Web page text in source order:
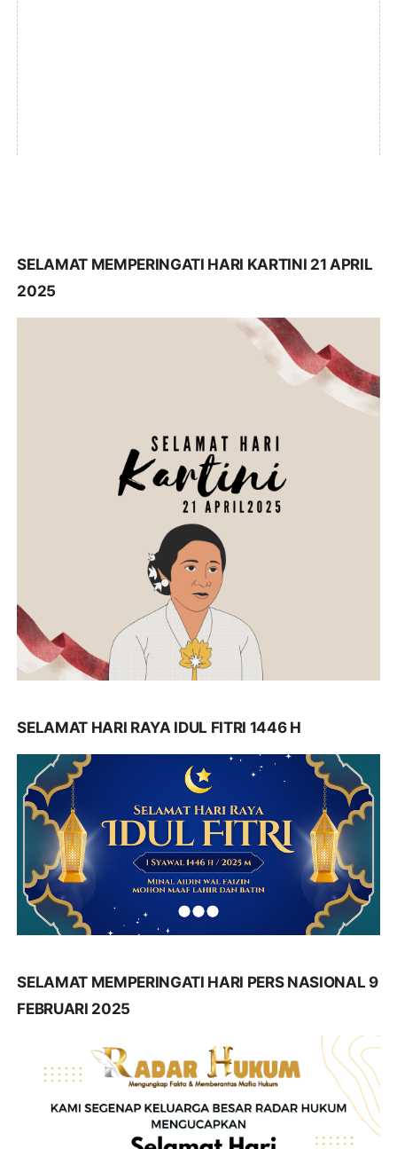
SELAMAT MEMPERINGATI HARI KARTINI 21 APRIL
2025
SELAMAT HARI RAYA IDUL FITRI 1446 H
SELAMAT MEMPERINGATI HARI PERS NASIONAL 9
FEBRUARI 2025